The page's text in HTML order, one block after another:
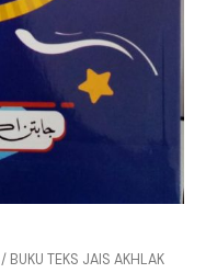
/ BUKU TEKS JAIS AKHLAK